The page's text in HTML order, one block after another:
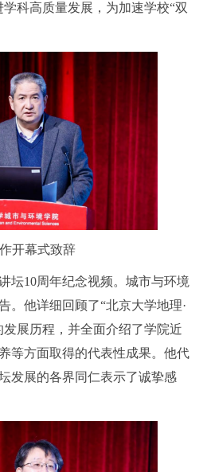
科高质量发展，为加速学校“双
开幕式致辞
坛10周年纪念视频。城市与环境
。他详细回顾了“北京大学地理·
展历程，并全面介绍了学院近
等方面取得的代表性成果。他代
发展的各界同仁表示了诚挚感